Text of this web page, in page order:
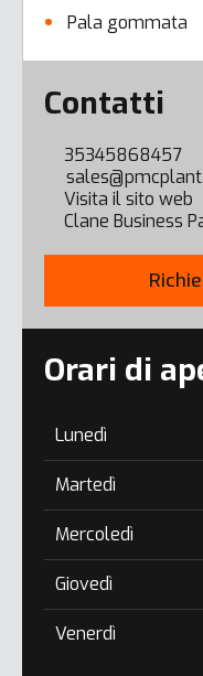
Pala gommata
Error here
Contatti
35345868457
Visita il sito web
Clane Business
Orari di
Lunedì
Martedì
Mercoledì
Giovedì
Venerdì